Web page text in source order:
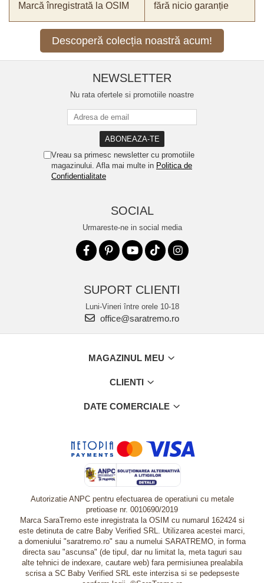
Marcă înregistrată la OSIM
fără nicio garanție
Descoperă colecția noastră acum!
NEWSLETTER
Nu rata ofertele si promotiile noastre
Vreau sa primesc newsletter cu promotiile
magazinului. Afla mai multe in Politica de
Confidentialitate
SOCIAL
Urmareste-ne in social media
SUPORT CLIENTI
Luni-Vineri între orele 10-18
office@saratremo.ro
MAGAZINUL MEU
CLIENTI
DATE COMERCIALE
Autorizatie ANPC pentru efectuarea de operatiuni cu metale
pretioase nr. 0010690/2019
Marca SaraTremo este inregistrata la OSIM cu numarul 162424 si
este detinuta de catre Baby Verified SRL. Utilizarea acestei marci,
a domeniului "saratremo.ro" sau a numelui SARATREMO, in forma
directa sau "ascunsa" (de tipul, dar nu limitat la, meta taguri sau
alte tehnici de indexare, cautare web) fara permisiunea prealabila
scrisa a SC Baby Verified SRL este interzisa si se pedepseste